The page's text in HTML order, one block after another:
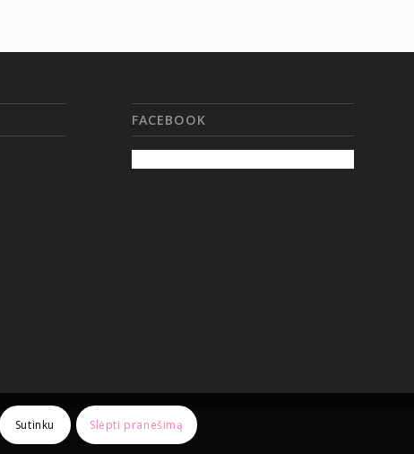
FACEBOOK
Sutinku Slėpti pranešimą